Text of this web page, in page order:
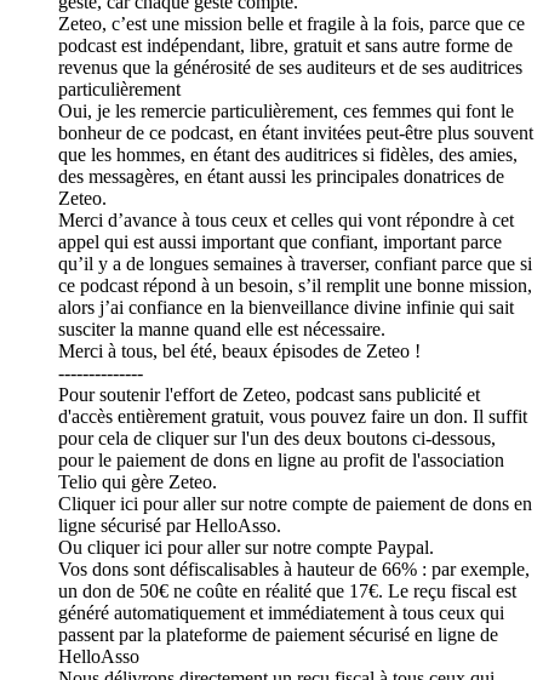
Zeteo, c’est une mission belle et fragile à la fois, parce que ce
podcast est indépendant, libre, gratuit et sans autre forme de
revenus que la générosité de ses auditeurs et de ses auditrices
particulièrement
Oui, je les remercie particulièrement, ces femmes qui font le
bonheur de ce podcast, en étant invitées peut-être plus souvent
que les hommes, en étant des auditrices si fidèles, des amies,
des messagères, en étant aussi les principales donatrices de
Zeteo.
Merci d’avance à tous ceux et celles qui vont répondre à cet
appel qui est aussi important que confiant, important parce
qu’il y a de longues semaines à traverser, confiant parce que si
ce podcast répond à un besoin, s’il remplit une bonne mission,
alors j’ai confiance en la bienveillance divine infinie qui sait
susciter la manne quand elle est nécessaire.
Merci à tous, bel été, beaux épisodes de Zeteo !
--------------
Pour soutenir l'effort de Zeteo, podcast sans publicité et
d'accès entièrement gratuit, vous pouvez faire un don. Il suffit
pour cela de cliquer sur l'un des deux boutons ci-dessous,
pour le paiement de dons en ligne au profit de l'association
Telio qui gère Zeteo.
Cliquer ici pour aller sur notre compte de paiement de dons en
ligne sécurisé par HelloAsso.
Ou cliquer ici pour aller sur notre compte Paypal.
Vos dons sont défiscalisables à hauteur de 66% : par exemple,
un don de 50€ ne coûte en réalité que 17€. Le reçu fiscal est
généré automatiquement et immédiatement à tous ceux qui
passent par la plateforme de paiement sécurisé en ligne de
HelloAsso